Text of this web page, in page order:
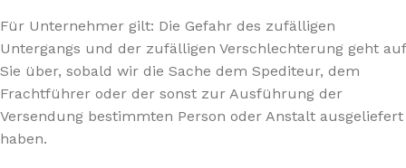
Für Unternehmer gilt: Die Gefahr des zufälligen
Untergangs und der zufälligen Verschlechterung geht auf
Sie über, sobald wir die Sache dem Spediteur, dem
Frachtführer oder der sonst zur Ausführung der
Versendung bestimmten Person oder Anstalt ausgeliefert
haben.